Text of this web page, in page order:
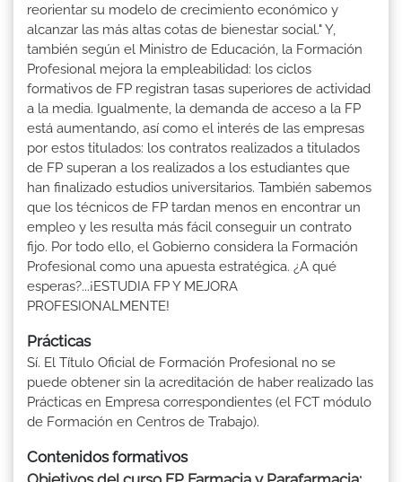
reorientar su modelo de crecimiento económico y
alcanzar las más altas cotas de bienestar social." Y,
también según el Ministro de Educación, la Formación
Profesional mejora la empleabilidad: los ciclos
formativos de FP registran tasas superiores de actividad
a la media. Igualmente, la demanda de acceso a la FP
está aumentando, así como el interés de las empresas
por estos titulados: los contratos realizados a titulados
de FP superan a los realizados a los estudiantes que
han finalizado estudios universitarios. También sabemos
que los técnicos de FP tardan menos en encontrar un
empleo y les resulta más fácil conseguir un contrato
fijo. Por todo ello, el Gobierno considera la Formación
Profesional como una apuesta estratégica. ¿A qué
esperas?...¡ESTUDIA FP Y MEJORA
PROFESIONALMENTE!
Prácticas
Sí. El Título Oficial de Formación Profesional no se
puede obtener sin la acreditación de haber realizado las
Prácticas en Empresa correspondientes (el FCT módulo
de Formación en Centros de Trabajo).
Contenidos formativos